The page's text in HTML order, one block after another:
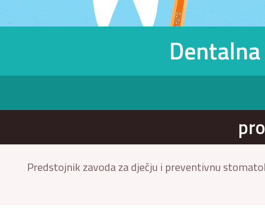
Predstojnik zavoda za dječju i preventivnu